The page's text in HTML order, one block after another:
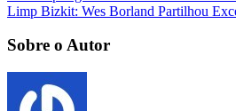
Limp Bizkit: Wes Borland Partilhou
Sobre o Autor